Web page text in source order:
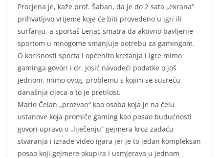
Procjena je, kaže prof. Šaban, da je do 2 sata „ekrana“
prihvatljivo vrijeme koje će biti provedeno u igri ili
surfanju, a sportaš Lenac smatra da aktivno bavljenje
sportom u mnogome smanjuje potrebu za gamingom.
O korisnosti sporta i općenito kretanja i igre mimo
gaminga govori i dr. Josić navodeći podatke o još
jednom, mimo ovog, problemu s kojim se susreću
današnja djeca a to je pretilost.
Mario Čelan „prozvan“ kao osoba koja je na čelu
ustanove koja promiče gaming kao posao budućnosti
govori upravo o „liječenju“ gejmera kroz zadaću
stvaranja i izrade video igara jer je to jedan kompleksan
posao koji gejmere okupira i usmjerava u jednom